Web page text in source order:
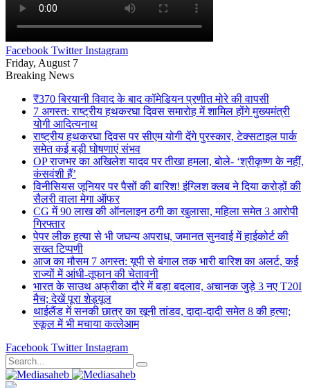
Facebook Twitter Instagram
Friday, August 7
Breaking News
₹370 बिरयानी विवाद के बाद कॉमेडियन प्रणीत मोरे की वापसी
7 अगस्त: राष्ट्रीय हथकरघा दिवस समारोह में शामिल होंगे मुख्यमंत्री
योगी आदित्यनाथ
राष्ट्रीय हथकरघा दिवस पर सीएम योगी देंगे पुरस्कार, टेक्सटाइल पार्क
समेत कई बड़ी घोषणाएं संभव
OP राजभर का अखिलेश यादव पर तीखा हमला, बोले- ‘श्रीकृष्ण के नहीं,
कंसवंशी हैं’
विनीसियस जूनियर पर पैसों की बारिश! इंग्लिश क्लब ने दिया करोड़ों की
सैलरी वाला मेगा ऑफर
CG में 90 लाख की ऑनलाइन ठगी का खुलासा, महिला समेत 3 आरोपी
गिरफ्तार
पेपर लीक हत्या से भी जघन्य अपराध, जमानत सुनवाई में हाईकोर्ट की
सख्त टिप्पणी
आज का मौसम 7 अगस्त: यूपी से बंगाल तक भारी बारिश का अलर्ट, कई
राज्यों में आंधी-तूफान की चेतावनी
भारत के साउथ अफ्रीका दौरे में बड़ा बदलाव, अचानक जुड़े 3 नए T20I
मैच; देखें पूरा शेड्यूल
थाईलैंड में सनकी छात्र का खूनी तांडव, दादा-दादी समेत 8 की हत्या;
स्कूल में भी मचाया कत्लेआम
Facebook Twitter Instagram